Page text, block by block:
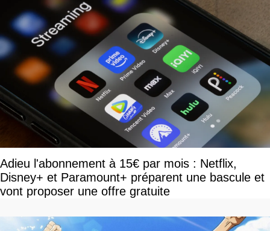
Adieu l'abonnement à 15€ par mois : Netflix,
Disney+ et Paramount+ préparent une bascule et
vont proposer une offre gratuite